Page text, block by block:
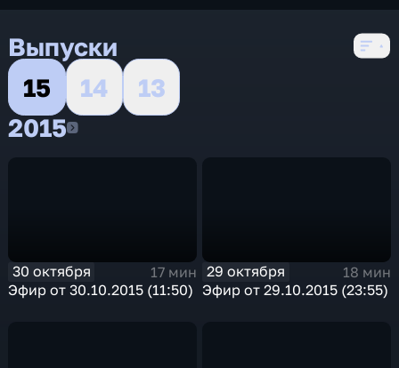
Выпуски
15
14
13
20152015
30 октября
17 мин
Эфир от 30.10.2015 (11:50)
29 октября
18 мин
Эфир от 29.10.2015 (23:55)